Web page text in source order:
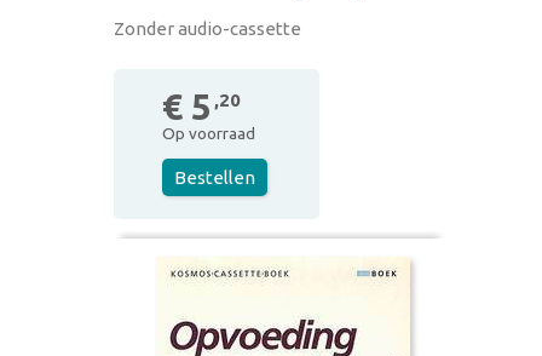
Zonder audio-cassette
€ 5 ,20
Op voorraad
Bestellen